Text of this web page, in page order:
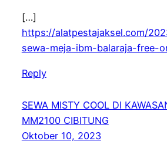
[…]
https://alatpestajaksel.com/
sewa-meja-ibm-balaraja-free-
Reply
SEWA MISTY COOL DI
MM2100 CIBITUNG
Oktober 10, 2023